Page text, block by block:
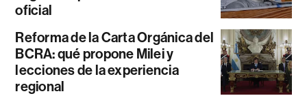
oficial
Reforma de la Carta Orgánica del
BCRA: qué propone Milei y
lecciones de la experiencia
regional